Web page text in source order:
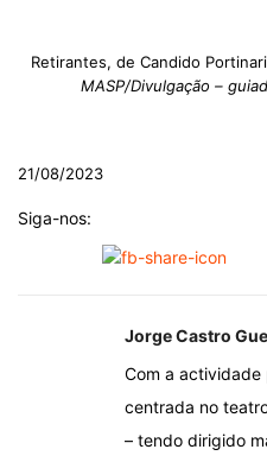
Retirantes, de Candido
MASP/Divulgação –
21/08/2023
Siga-nos:
Jorge Castro
Com a actividade
centrada no
– tendo dirigido